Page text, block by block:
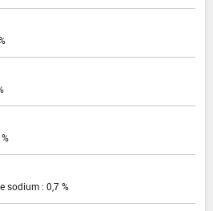
sodium : 0,7 %